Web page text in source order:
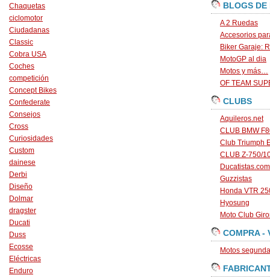
Chaquetas
ciclomotor
Ciudadanas
Classic
Cobra USA
Coches
competición
Concept Bikes
Confederate
Consejos
Cross
Curiosidades
Custom
dainese
Derbi
Diseño
Dolmar
dragster
Ducati
Duss
Ecosse
Eléctricas
Enduro
BLOGS DE
A 2 Ruedas
Accesorios
Biker Garaje:
MotoGP al dia
Motos y más…
OF TEAM
CLUBS
Aquileros.net
CLUB BMW
Club Triumph
CLUB Z-750/
Ducatistas.com
Guzzistas
Honda VTR
Hyosung
Moto Club
COMPRA -
Motos